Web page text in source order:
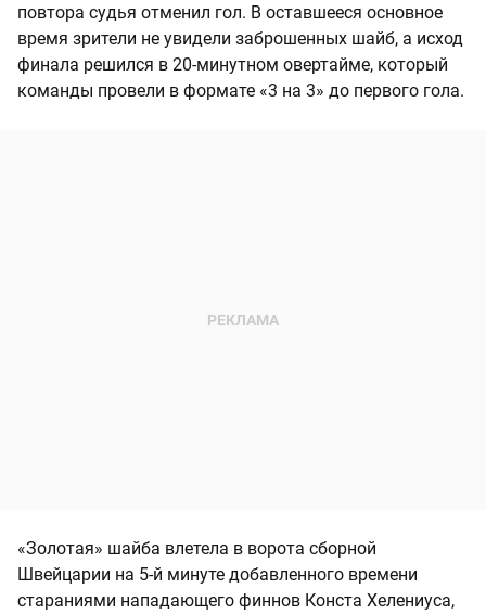
повтора судья отменил гол. В оставшееся основное
время зрители не увидели заброшенных шайб, а исход
финала решился в 20-минутном овертайме, который
команды провели в формате «3 на 3» до первого гола.
«Золотая» шайба влетела в ворота сборной
Швейцарии на 5-й минуте добавленного времени
стараниями нападающего финнов Конста Хелениуса,